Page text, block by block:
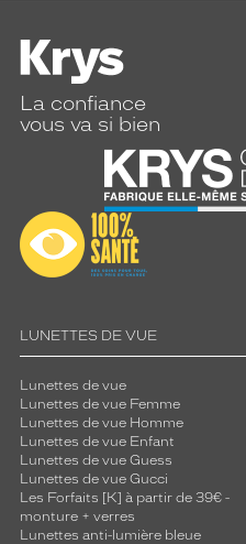
La confiance
vous va si bien
LUNETTES DE VUE
Lunettes de vue
Lunettes de vue Femme
Lunettes de vue Homme
Lunettes de vue Enfant
Lunettes de vue Guess
Lunettes de vue Gucci
Les Forfaits [K] à partir de 39€ -
monture + verres
Lunettes anti-lumière bleue